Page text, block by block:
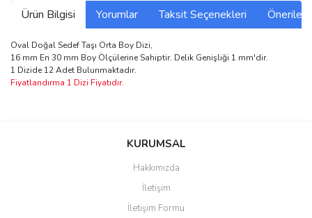
Ürün Bilgisi Yorumlar Taksit Seçenekleri
Oval Doğal Sedef Taşı Orta Boy Dizi,
16 mm En 30 mm Boy Ölçülerine Sahiptir. Delik Genişliği 1 mm'dir.
1 Dizide 12 Adet Bulunmaktadır.
Fiyatlandırma 1 Dizi Fiyatıdır.
Bu ürüne ilk yorumu siz yapın!
Yorum Yaz
Ürün resmi kalitesiz, bozuk veya görüntülenemiyor.
Ürün açıklamasında eksik bilgiler bulunuyor.
KURUMSAL
Hakkımızda
İletişim
İletişim Formu